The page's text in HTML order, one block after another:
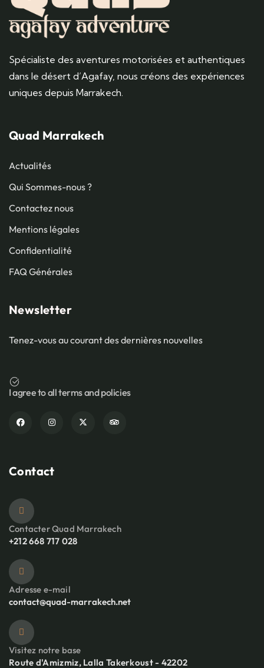
Spécialiste des aventures motorisées et authentiques
dans le désert d’Agafay, nous créons des expériences
uniques depuis Marrakech.
Quad Marrakech
Actualités
Qui Sommes-nous ?
Contactez nous
Mentions légales
Confidentialité
FAQ Générales
Newsletter
Tenez-vous au courant des dernières nouvelles
I agree to all terms and policies
Contact
Contacter Quad Marrakech
+212 668 717 028
Adresse e-mail
contact@quad-marrakech.net
Visitez notre base
Route d'Amizmiz, Lalla Takerkoust - 42202